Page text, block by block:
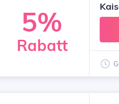
5%
Rabatt